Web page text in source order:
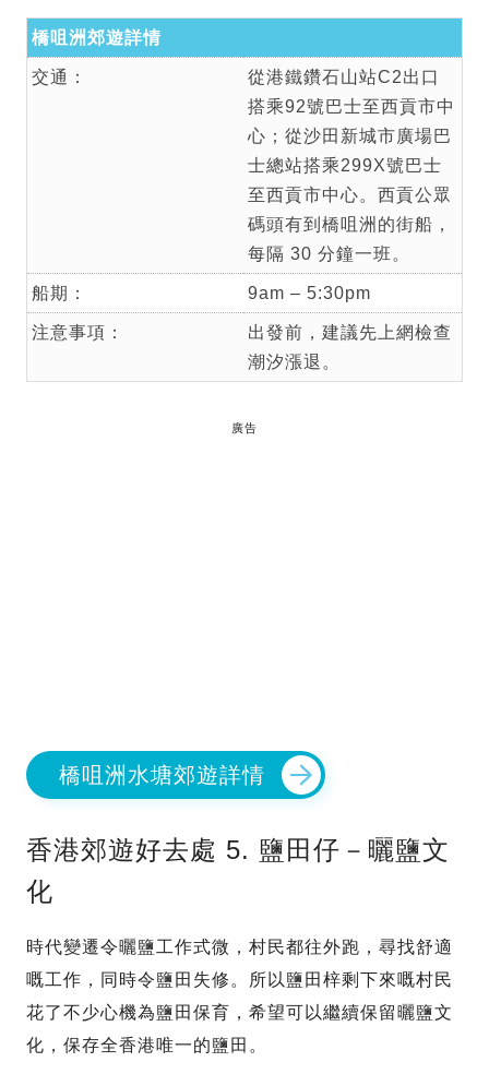
橋咀洲郊遊詳情
交通：
從港鐵鑽石山站C2出口
搭乘92號巴士至西貢市中
心；從沙田新城市廣場巴
士總站搭乘299X號巴士
至西貢市中心。西貢公眾
碼頭有到橋咀洲的街船，
每隔 30 分鐘一班。
船期： 9am – 5:30pm
注意事項：
出發前，建議先上網檢查
潮汐漲退。
廣告
橋咀洲水塘郊遊詳情
香港郊遊好去處 5. 鹽田仔－曬鹽文
化
時代變遷令曬鹽工作式微，村民都往外跑，尋找舒適
嘅工作，同時令鹽田失修。所以鹽田梓剩下來嘅村民
花了不少心機為鹽田保育，希望可以繼續保留曬鹽文
化，保存全香港唯一的鹽田。